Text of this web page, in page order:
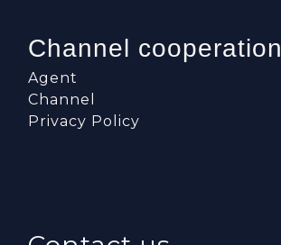
Channel cooperation
Agent
Channel
Privacy Policy